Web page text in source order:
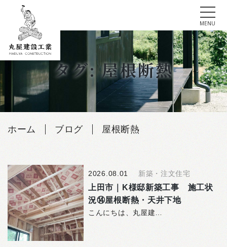
Skip
content
MENU
タグ: 屋根断熱
ホーム ブログ 屋根断熱
2026.08.01 新築・注文住宅
上田市｜K様邸新築工事 施工状
況⑭屋根断熱・天井下地